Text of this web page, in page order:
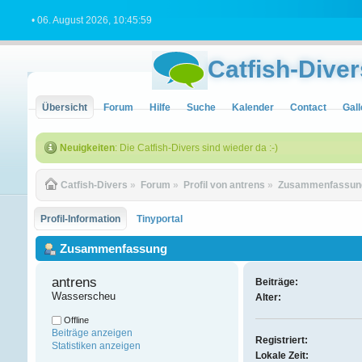
• 06. August 2026, 10:45:59
Catfish-
Übersicht Forum Hilfe Suche Kalender Contact
Neuigkeiten: Die Catfish-Divers sind wieder da :-)
Catfish-Divers » Forum » Profil von antrens »
Profil-Information Tinyportal
Zusammenfassung
antrens
Wasserscheu
Offline
Beiträge anzeigen
Statistiken anzeigen
Beiträge:
Alter:
Registriert:
Lokale Zeit: